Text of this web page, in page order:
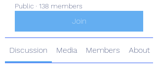
Public · 138 members
Join
Discussion Media Members About